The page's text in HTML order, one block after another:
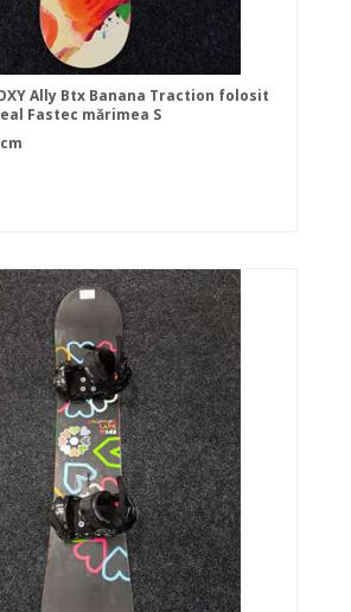
Ally Btx Banana Traction folosit
Fastec mărimea S